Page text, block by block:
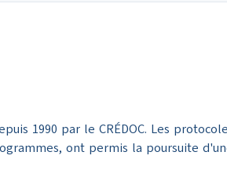
1990 par le CRÉDOC. Les
ont permis la poursuite